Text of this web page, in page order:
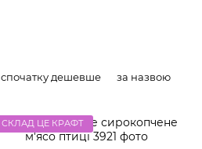
спочатку дешевше за назвою
СКЛАД ЦЕ КРАФТ